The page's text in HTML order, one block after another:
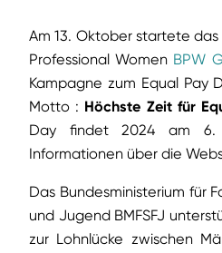
Am 13. Oktober startete
Professional Women BPW
Kampagne zum Equal Pay
Motto : Höchste Zeit für
Day findet 2024 am 6.
Informationen über die
Das Bundesministerium für
und Jugend BMFSFJ
zur Lohnlücke zwischen